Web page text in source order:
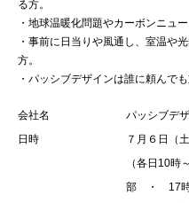
る方。
・地球温暖化問題やカーボンニュ
・事前に日当りや風通し、室温や
方。
・パッシブデザインは誰に頼んで
会社名
パッシブデ
日時
７月６日（
（各日10
部 ・ 17時